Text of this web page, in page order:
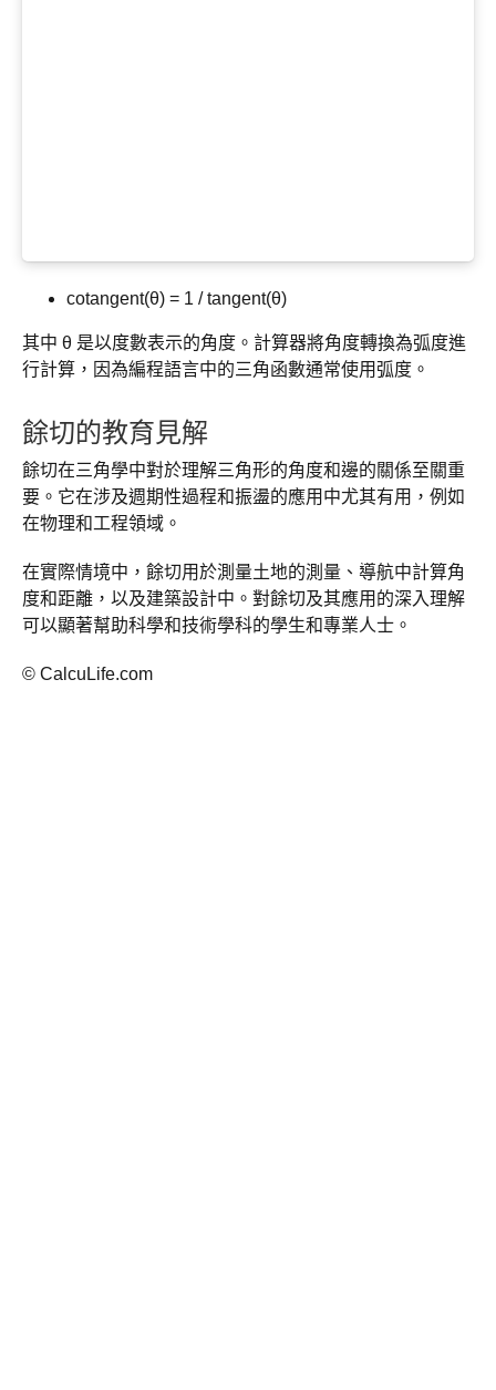
cotangent(θ) = 1 / tangent(θ)
其中 θ 是以度數表示的角度。計算器將角度轉換為弧度進
行計算，因為編程語言中的三角函數通常使用弧度。
餘切的教育見解
餘切在三角學中對於理解三角形的角度和邊的關係至關重
要。它在涉及週期性過程和振盪的應用中尤其有用，例如
在物理和工程領域。
在實際情境中，餘切用於測量土地的測量、導航中計算角
度和距離，以及建築設計中。對餘切及其應用的深入理解
可以顯著幫助科學和技術學科的學生和專業人士。
© CalcuLife.com